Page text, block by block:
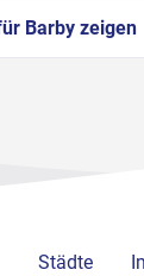
Barby zeigen
Städte